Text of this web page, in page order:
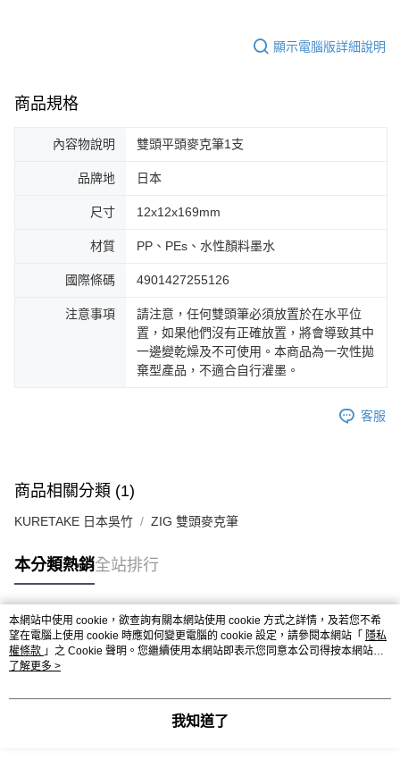
顯示電腦版詳細說明
商品規格
內容物說明 雙頭平頭麥克筆1支
品牌地 日本
尺寸 12x12x169mm
材質 PP、PEs、水性顏料墨水
國際條碼 4901427255126
注意事項
請注意，任何雙頭筆必須放置於在水平位
置，如果他們沒有正確放置，將會導致其中
一邊變乾燥及不可使用。本商品為一次性拋
棄型產品，不適合自行灌墨。
客服
商品相關分類 (1)
KURETAKE 日本吳竹 ZIG 雙頭麥克筆
本分類熱銷全站排行
熱門標籤
本網站中使用 cookie，欲查詢有關本網站使用 cookie 方式之詳情，及若您不希
望在電腦上使用 cookie 時應如何變更電腦的 cookie 設定，請參閱本網站「 隱私
權條款 」之 Cookie 聲明。您繼續使用本網站即表示您同意本公司得按本網站使
用條款之 Cookie 聲明使用 cookie。
了解更多 >
我知道了